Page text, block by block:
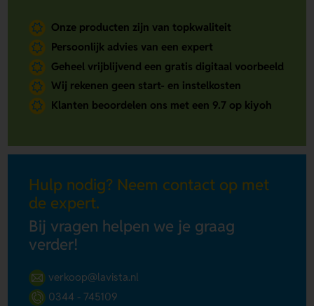
Onze producten zijn van topkwaliteit
Persoonlijk advies van een expert
Geheel vrijblijvend een gratis digitaal voorbeeld
Wij rekenen geen start- en instelkosten
Klanten beoordelen ons met een 9.7 op kiyoh
Hulp nodig? Neem contact op met
de expert.
Bij vragen helpen we je graag
verder!
verkoop@lavista.nl
0344 - 745109